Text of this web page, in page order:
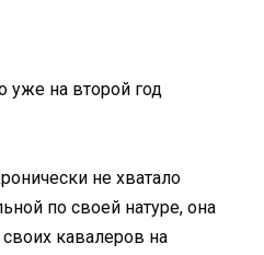
уже на второй год
не хватало
по своей натуре, она
кавалеров на